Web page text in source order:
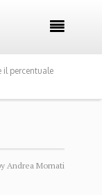

percentuale
Andrea Mornati